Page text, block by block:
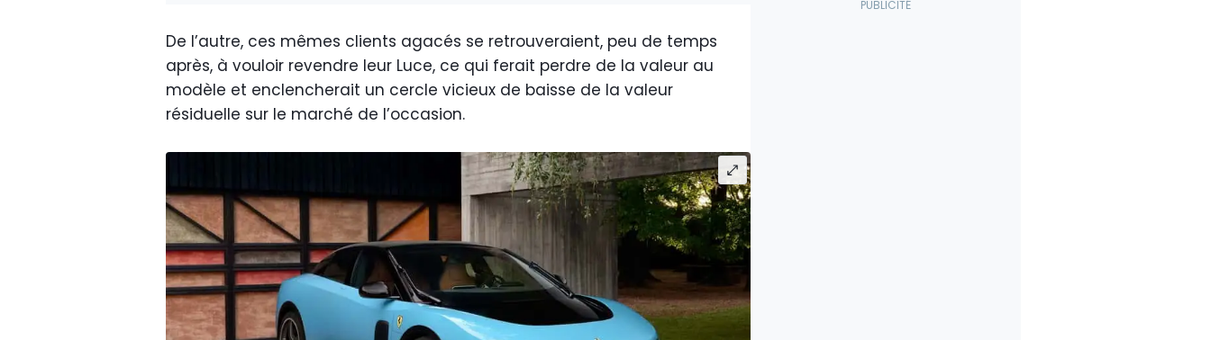
De l’autre, ces mêmes clients agacés se retrouveraient, peu de temps
après, à vouloir revendre leur Luce, ce qui ferait perdre de la valeur au
modèle et enclencherait un cercle vicieux de baisse de la valeur
résiduelle sur le marché de l’occasion.